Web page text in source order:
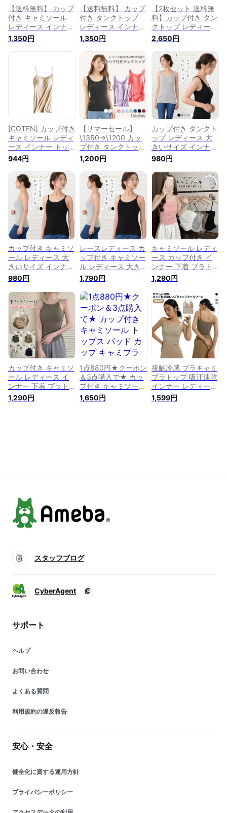
【送料無料】 カップ
付き キャミソール
レディース インナー
| トップス 肌着 下着
ブラトップ ブラキャ
sale カップ付きキャ
ミソール パッド付き
無地 速乾 ストレッ
チ 伸縮性 通気性 ホ
ワイト ブラック グ
白 黒
1,350円
【送料無料】 カップ
付き タンクトップ
レディース インナー
| トップス 肌着 下着
ブラトップ ブラキャ
ミ 大きいサイズ
2023 イベント 秋冬
sale カップ付きタン
クトップ パッド付き
無地 速乾 ストレッ
チ 伸縮性 通気性 ホ
ワイト ブラック グ
レー ピンク ブルー
白 黒
1,350円
【2枚セット 送料無
料】カップ付き タン
クトップ レディース
インナー | トップス
肌着 下着 ブラトッ
プ ブラキャミ 大き
いサイズ 2023 イベ
ント 秋冬 sale カッ
プ付きタンクトップ
パッド付き 無地 速
乾 ストレッチ 伸縮
性 通気性 ホワイト
ブラック グレー ブ
ルー 白 黒
2,650円
[COTEN] カップ付き
キャミソール レディ
ース インナー トッ
プス 肌着 下着 ブラ
トップ ブラキャミ
大きいサイズ 秋冬
カップ付きキャミソ
ール パッド付き 無
地 速乾 ストレッチ
伸縮性 通気性 ホワ
イト ブラック グレ
ー ピンク 白 黒 (L,
ベージュ)
944円
【サマーセール】
\1350→\1200 カッ
プ付き タンクトップ
レディース インナー
| トップス 肌着 下着
ブラトップ ブラキャ
ミ 大きいサイズ 秋
冬 カップ付きタンク
トップ パッド付き
無地 速乾 ストレッ
チ 伸縮性 通気性 ホ
ワイト ブラック グ
レー ピンク ブルー
白 黒
1,200円
カップ付き タンクト
ップ レディース 大
きいサイズ インナー
下着 ブラトップ ブ
ラキャミ キャミソー
ル 無地 速乾 ストレ
ッチ 伸縮性 通気性
締め付けない 肌着
ジムウエア ヨガウエ
ア ホワイト ブラッ
ク グレー ピンク ブ
ルー 白 黒
980円
カップ付き キャミソ
ール レディース 大
きいサイズ インナー
下着 ブラトップ カ
ップ付きキャミソー
ル ナイトブラ パッ
ド付き カップ付 キ
ャミ 無地 速乾 スト
レッチ 伸縮性 通気
性 締め付けない 肌
着 ランジェリー タ
ンクトップ
980円
レースレディース カ
ップ付き キャミソー
ル レディース 大き
いサイズ インナー
下着 ブラトップ カ
ップ付きキャミソー
ル ナイトブラ パッ
ド付きカップ付キャ
ミ 無地 速乾 ストレ
ッチ 伸縮性 通気性
締め付けない 肌着
ランジェリー タンク
トップ イン
1,790円
キャミソール レディ
ース カップ付き イ
ンナー 下着 ブラト
ップ カップ付きキャ
ミソール ナイトブラ
パッド付き カップ付
キャミ 無地 速乾 ス
トレッチ 伸縮性 通
気性 締め付けない
肌着 ランジェリー
タンクトップ トップ
ス 脇汗 抗菌防臭 汗
取りインナー 重ね着
タンク
1,290円
カップ付き キャミソ
ール レディース イ
ンナー 下着 ブラト
ップ カップ付きキャ
ミソール ナイトブラ
1,290円
1点880円★クーポン
＆3点購入で★ カッ
プ付き キャミソール
トップス パッド カ
ップ キャミブラ ブ
1,650円
接触冷感 ブラキャミ
ブラトップ 吸汗速乾
インナー レディース
インナー 涼しい キ
ャミソール 通気性
1,599円
スタッフブログ
CyberAgent
サポート
ヘルプ
お問い合わせ
よくある質問
利用規約の違反報告
安心・安全
健全化に資する運用方針
プライバシーポリシー